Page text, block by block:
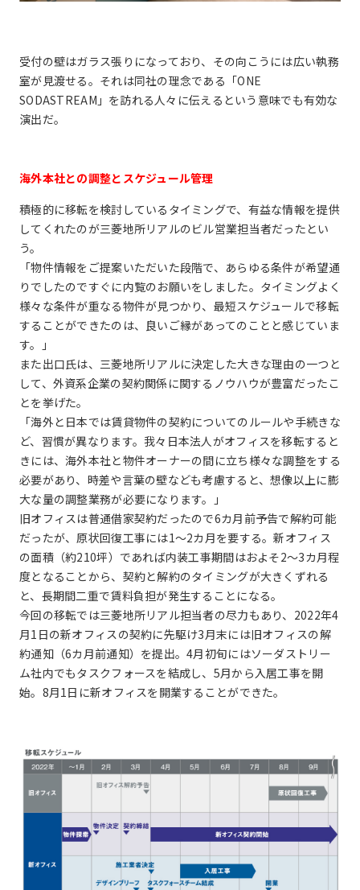
受付の壁はガラス張りになっており、その向こうには広い執務
室が見渡せる。それは同社の理念である「ONE
SODASTREAM」を訪れる人々に伝えるという意味でも有効な
演出だ。
海外本社との調整とスケジュール管理
積極的に移転を検討しているタイミングで、有益な情報を提供
してくれたのが三菱地所リアルのビル営業担当者だったとい
う。
「物件情報をご提案いただいた段階で、あらゆる条件が希望通
りでしたのですぐに内覧のお願いをしました。タイミングよく
様々な条件が重なる物件が見つかり、最短スケジュールで移転
することができたのは、良いご縁があってのことと感じていま
す。」
また出口氏は、三菱地所リアルに決定した大きな理由の一つと
して、外資系企業の契約関係に関するノウハウが豊富だったこ
とを挙げた。
「海外と日本では賃貸物件の契約についてのルールや手続きな
ど、習慣が異なります。我々日本法人がオフィスを移転すると
きには、海外本社と物件オーナーの間に立ち様々な調整をする
必要があり、時差や言葉の壁なども考慮すると、想像以上に膨
大な量の調整業務が必要になります。」
旧オフィスは普通借家契約だったので6カ月前予告で解約可能
だったが、原状回復工事には1～2カ月を要する。新オフィス
の面積（約210坪）であれば内装工事期間はおよそ2～3カ月程
度となることから、契約と解約のタイミングが大きくずれる
と、長期間二重で賃料負担が発生することになる。
今回の移転では三菱地所リアル担当者の尽力もあり、2022年4
月1日の新オフィスの契約に先駆け3月末には旧オフィスの解
約通知（6カ月前通知）を提出。4月初旬にはソーダストリー
ム社内でもタスクフォースを結成し、5月から入居工事を開
始。8月1日に新オフィスを開業することができた。